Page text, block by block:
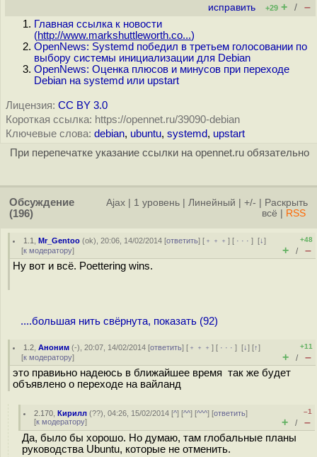
исправить +29 + / –
Главная ссылка к новости
(http://www.markshuttleworth.co...)
OpenNews: Systemd победил в третьем голосовании по
выбору системы инициализации для Debian
OpenNews: Оценка плюсов и минусов при переходе
Debian на systemd или upstart
Лицензия: CC BY 3.0
Короткая ссылка: https://opennet.ru/39090-debian
Ключевые слова: debian, ubuntu, systemd, upstart
При перепечатке указание ссылки на opennet.ru обязательно
Обсуждение
(196)
Ajax 1 уровень Линейный +/-
Раскрыть
всё
RSS
1.1 ,Mr_Gentoo (ok), 20:06, 14/02/2014 [ответить] [ ﹢﹢﹢] [ · · ·][↓]
[к модератору]
+48
+ / –
Ну вот и всё. Poettering wins.
....большая нить свёрнута, показать (92)
1.2 ,Аноним (-), 20:07, 14/02/2014 [ответить] [ ﹢﹢﹢] [ · · ·][↓] [↑]
[к модератору]
+11
+ / –
это правиьно надеюсь в ближайшее время так же будет
объявлено о переходе на вайланд
2.170 ,Кирилл (??), 04:26, 15/02/2014 [^] [^^] [^^^] [ответить]
[к модератору]
–1
+ / –
Да, было бы хорошо. Но думаю, там глобальные планы
руководства Ubuntu, которые не отменить.